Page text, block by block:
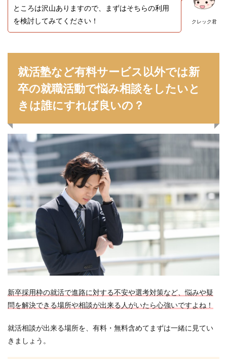
クレック君
ところは沢山ありますので、まずはそちらの利用
を検討してみてください！
就活塾など有料サービス以外では新
卒の就職活動で悩み相談をしたいと
きは誰にすれば良いの？
新卒採用枠の就活で進路に対する不安や選考対策など、悩みや疑
問を解決できる場所や相談が出来る人がいたら心強いですよね！
就活相談が出来る場所を、有料・無料含めてまずは一緒に見てい
きましょう。